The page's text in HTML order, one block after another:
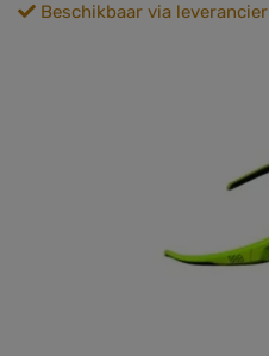
Beschikbaar via leverancier